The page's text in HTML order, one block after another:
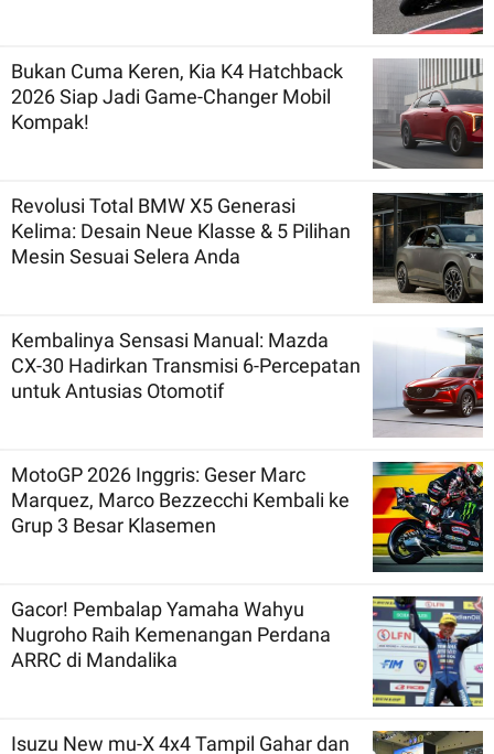
Bukan Cuma Keren, Kia K4 Hatchback
2026 Siap Jadi Game-Changer Mobil
Kompak!
Revolusi Total BMW X5 Generasi
Kelima: Desain Neue Klasse & 5 Pilihan
Mesin Sesuai Selera Anda
Kembalinya Sensasi Manual: Mazda
CX-30 Hadirkan Transmisi 6-Percepatan
untuk Antusias Otomotif
MotoGP 2026 Inggris: Geser Marc
Marquez, Marco Bezzecchi Kembali ke
Grup 3 Besar Klasemen
Gacor! Pembalap Yamaha Wahyu
Nugroho Raih Kemenangan Perdana
ARRC di Mandalika
Isuzu New mu-X 4x4 Tampil Gahar dan